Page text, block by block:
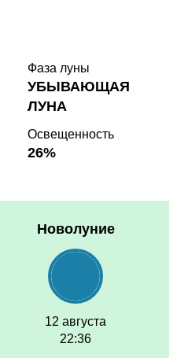
Фаза луны
УБЫВАЮЩАЯ
ЛУНА
Освещенность
26%
Новолуние
12 августа
22:36